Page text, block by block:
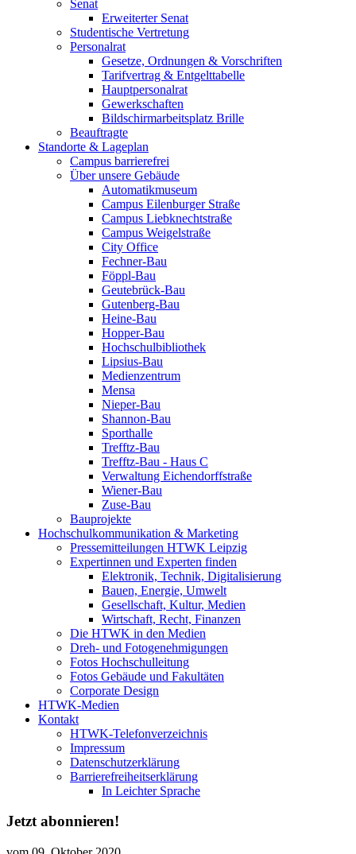
Senat
Erweiterter Senat
Studentische Vertretung
Personalrat
Gesetze, Ordnungen & Vorschriften
Tarifvertrag & Entgelttabelle
Hauptpersonalrat
Gewerkschaften
Bildschirmarbeitsplatz Brille
Beauftragte
Standorte & Lageplan
Campus barrierefrei
Über unsere Gebäude
Automatikmuseum
Campus Eilenburger Straße
Campus Liebknechtstraße
Campus Weigelstraße
City Office
Fechner-Bau
Föppl-Bau
Geutebrück-Bau
Gutenberg-Bau
Heine-Bau
Hopper-Bau
Hochschulbibliothek
Lipsius-Bau
Medienzentrum
Mensa
Nieper-Bau
Shannon-Bau
Sporthalle
Trefftz-Bau
Trefftz-Bau - Haus C
Verwaltung Eichendorffstraße
Wiener-Bau
Zuse-Bau
Bauprojekte
Hochschulkommunikation & Marketing
Pressemitteilungen HTWK Leipzig
Expertinnen und Experten finden
Elektronik, Technik, Digitalisierung
Bauen, Energie, Umwelt
Gesellschaft, Kultur, Medien
Wirtschaft, Recht, Finanzen
Die HTWK in den Medien
Dreh- und Fotogenehmigungen
Fotos Hochschulleitung
Fotos Gebäude und Fakultäten
Corporate Design
HTWK-Medien
Kontakt
HTWK-Telefonverzeichnis
Impressum
Datenschutzerklärung
Barrierefreiheitserklärung
In Leichter Sprache
Jetzt abonnieren!